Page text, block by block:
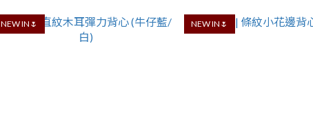
NEW IN🌷 NEW IN🌷